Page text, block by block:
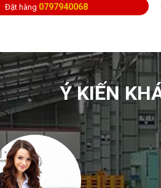
Đặt hàng 0797940068
Ý KIẾN